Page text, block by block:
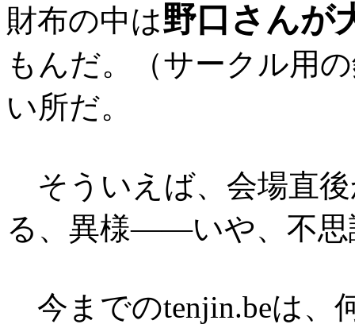
財布の中は野口さんが
もんだ。（サークル用
い所だ。
そういえば、会場直
る、異様――いや、不思
今までのtenjin.beは、